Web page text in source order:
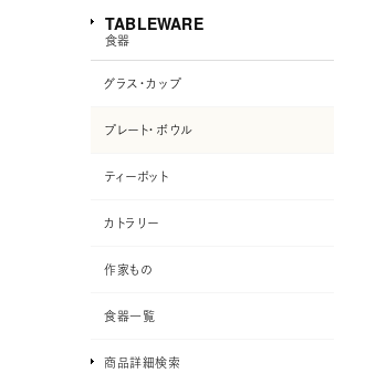
TABLEWARE
食器
グラス・カップ
プレート・ボウル
ティーポット
カトラリー
作家もの
食器一覧
商品詳細検索